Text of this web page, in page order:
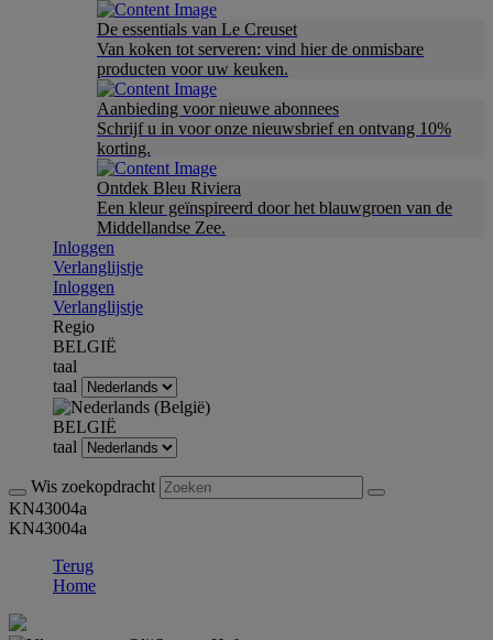
De essentials van Le Creuset
Van koken tot serveren: vind hier de onmisbare
producten voor uw keuken.
Aanbieding voor nieuwe abonnees
Schrijf u in voor onze nieuwsbrief en ontvang 10%
korting.
Ontdek Bleu Riviera
Een kleur geïnspireerd door het blauwgroen van de
Middellandse Zee.
Inloggen
Verlanglijstje
Inloggen
Verlanglijstje
Regio
BELGIË
taal
taal
BELGIË
taal
Wis zoekopdracht
KN43004a
KN43004a
Terug
Home